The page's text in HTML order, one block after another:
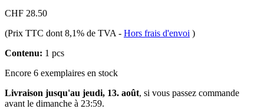
CHF 28.50
(Prix TTC dont 8,1% de TVA - Hors frais d'envoi )
Contenu: 1 pcs
Encore 6 exemplaires en stock
Livraison jusqu'au jeudi, 13. août, si vous passez commande
avant le dimanche à 23:59.